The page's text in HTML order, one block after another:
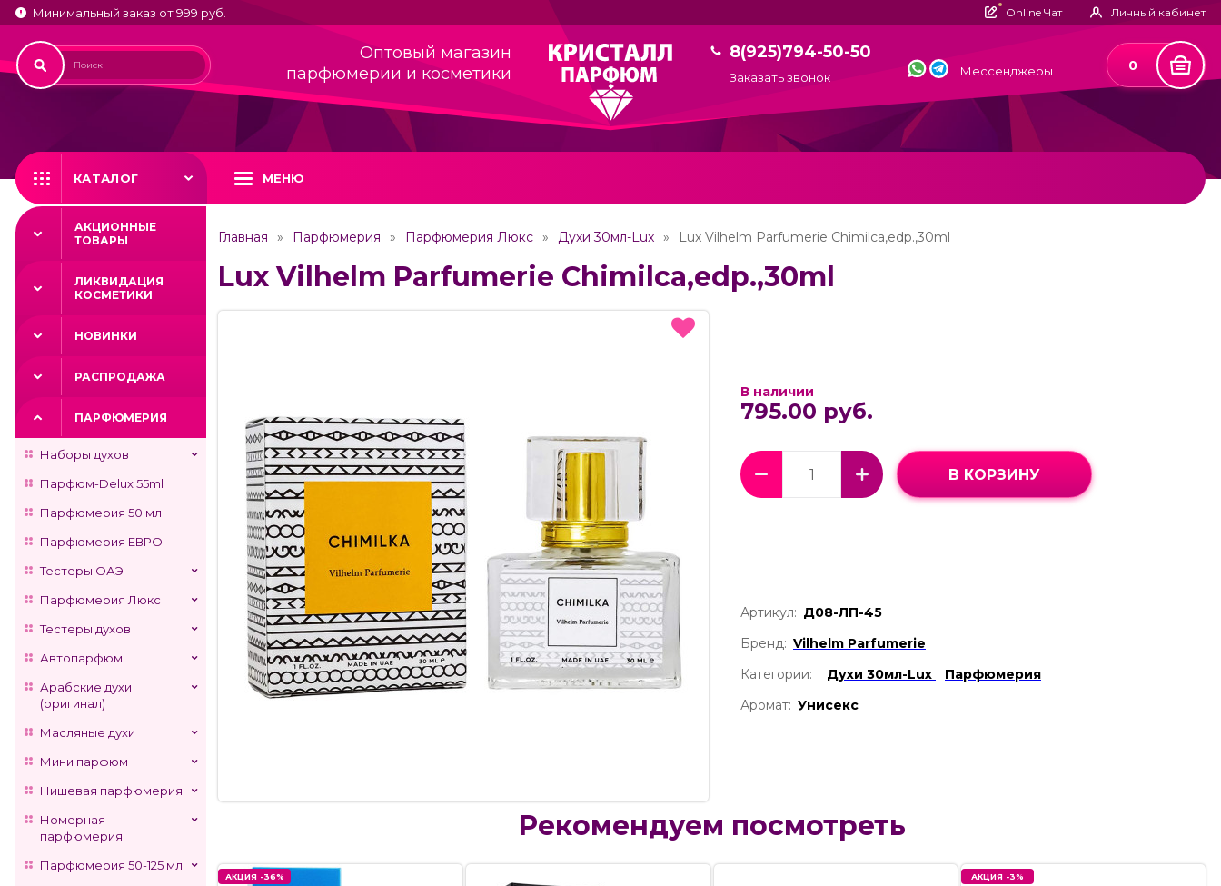
Минимальный заказ от 999 руб. Online Чат Личный кабинет
Оптовый магазин
парфюмерии и косметики
8(925)794-50-50
Заказать звонок Мессенджеры 0
КАТАЛОГ МЕНЮ
АКЦИОННЫЕ
ТОВАРЫ
ЛИКВИДАЦИЯ
КОСМЕТИКИ
НОВИНКИ
РАСПРОДАЖА
ПАРФЮМЕРИЯ
Наборы духов
Парфюм-Delux 55ml
Парфюмерия 50 мл
Парфюмерия ЕВРО
Тестеры ОАЭ
Парфюмерия Люкс
Тестеры духов
Автопарфюм
Арабские духи
(оригинал)
Масляные духи
Мини парфюм
Нишевая парфюмерия
Номерная
парфюмерия
Парфюмерия 50-125 мл
Главная Парфюмерия Парфюмерия Люкс Духи 30мл-Lux Lux Vilhelm Parfumerie Chimilca,edp.,30ml
Lux Vilhelm Parfumerie Chimilca,edp.,30ml
В наличии
795.00 руб.
В КОРЗИНУ
Артикул: Д08-ЛП-45
Бренд: Vilhelm Parfumerie
Категории:
Духи 30мл-Lux
Парфюмерия
Аромат: Унисекс
Рекомендуем посмотреть
АКЦИЯ -36% АКЦИЯ -3%